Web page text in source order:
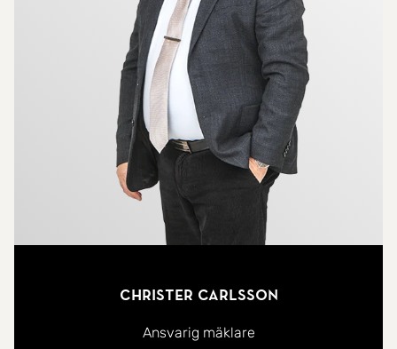
Christer Carlsson
Ansvarig mäklare